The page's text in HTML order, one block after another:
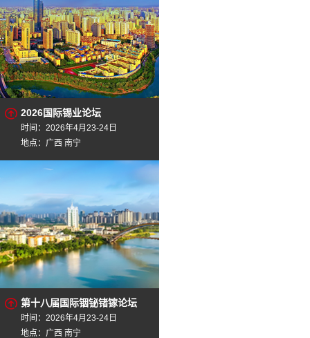
2026国际锡业论坛
时间：2026年4月23-24日
地点：广西 南宁
第十八届国际铟铋锗镓论坛
时间：2026年4月23-24日
地点：广西 南宁